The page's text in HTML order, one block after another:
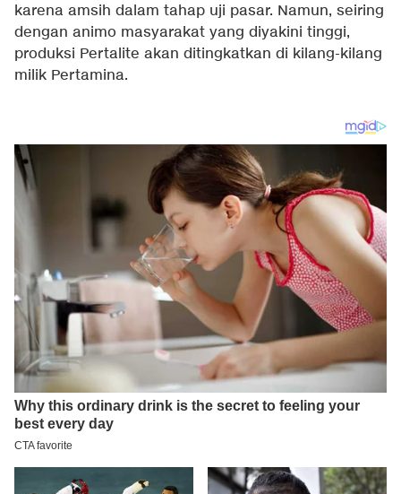
karena amsih dalam tahap uji pasar. Namun, seiring
dengan animo masyarakat yang diyakini tinggi,
produksi Pertalite akan ditingkatkan di kilang-kilang
milik Pertamina.